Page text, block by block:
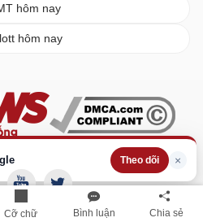
Cỡ chữ Bình luận Chia sẻ
Theo dõi ×
hôm nay
hôm nay